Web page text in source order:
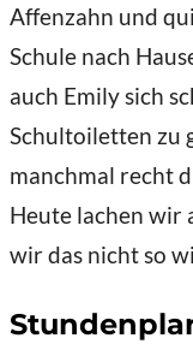
Affenzahn und
Schule nach
auch Emily sich
Schultoiletten zu
manchmal recht
Heute lachen wir
wir das nicht so